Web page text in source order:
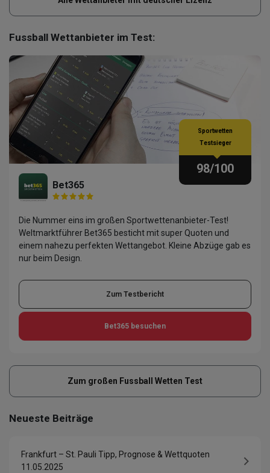
Fussball Wettanbieter im Test:
Bet365
Sportwetten
Testsieger
98/100
Die Nummer eins im großen Sportwettenanbieter-Test!
Weltmarktführer Bet365 besticht mit super Quoten und
einem nahezu perfekten Wettangebot. Kleine Abzüge gab es
nur beim Design.
Zum Testbericht
Bet365 besuchen
Zum großen Fussball Wetten Test
Neueste Beiträge
Frankfurt – St. Pauli Tipp, Prognose & Wettquoten
11.05.2025